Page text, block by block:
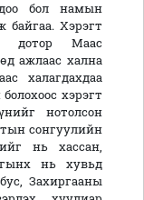
бол намын
байгаа. Хэрэгт
дотор Маас
ажлаас хална
халагдахдаа
хэрэгт
нотолсон
сонгуулийн
нь хассан,
нь хувьд
Захиргааны